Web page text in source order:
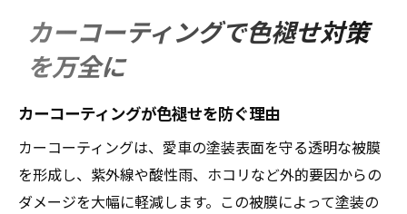
カーコーティングで色褪せ対策
を万全に
カーコーティングが色褪せを防ぐ理由
カーコーティングは、愛車の塗装表面を守る透明な被膜
を形成し、紫外線や酸性雨、ホコリなど外的要因からの
ダメージを大幅に軽減します。この被膜によって塗装の